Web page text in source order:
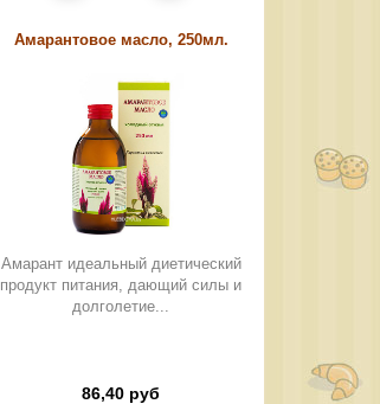
Амарантовое масло, 250мл.
Амарант идеальный диетический
продукт питания, дающий силы и
долголетие...
86,40 руб